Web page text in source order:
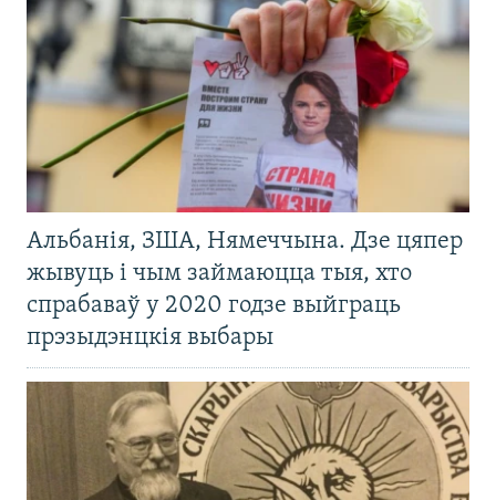
Альбанія, ЗША, Нямеччына. Дзе цяпер
жывуць і чым займаюцца тыя, хто
спрабаваў у 2020 годзе выйграць
прэзыдэнцкія выбары